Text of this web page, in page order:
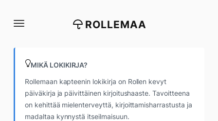
suoraan
ROLLEMAA
MIKÄ LOKIKIRJA?
Rollemaan kapteenin lokikirja on Rollen kevyt
päiväkirja ja päivittäinen kirjoitushaaste. Tavoitteena
on kehittää mielenterveyttä, kirjoittamisharrastusta ja
madaltaa kynnystä itseilmaisuun.